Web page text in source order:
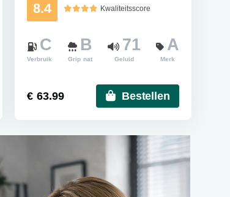
8.4 Kwaliteitsscore
C
Verbruik
B
Grip nat
71
Geluid
A
Merk
€ 63.99 Bestellen